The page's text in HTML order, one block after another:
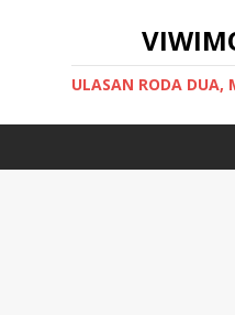
ULASAN RODA DUA,